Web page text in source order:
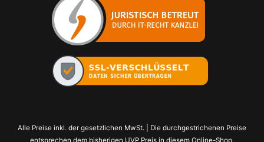
Alle Preise inkl. der gesetzlichen MwSt. | Die durchgestrichenen Preise
entsprechen dem bisherigen UVP Preis in diesem Online-Shop.